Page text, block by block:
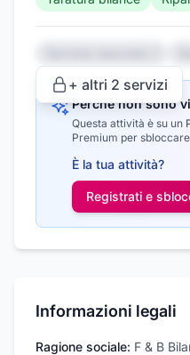
+ altri 2 servizi
Perché non sono
Questa attività è su un
Premium per
È la tua attività?
Registrati e
Informazioni legali
Ragione sociale: F & B